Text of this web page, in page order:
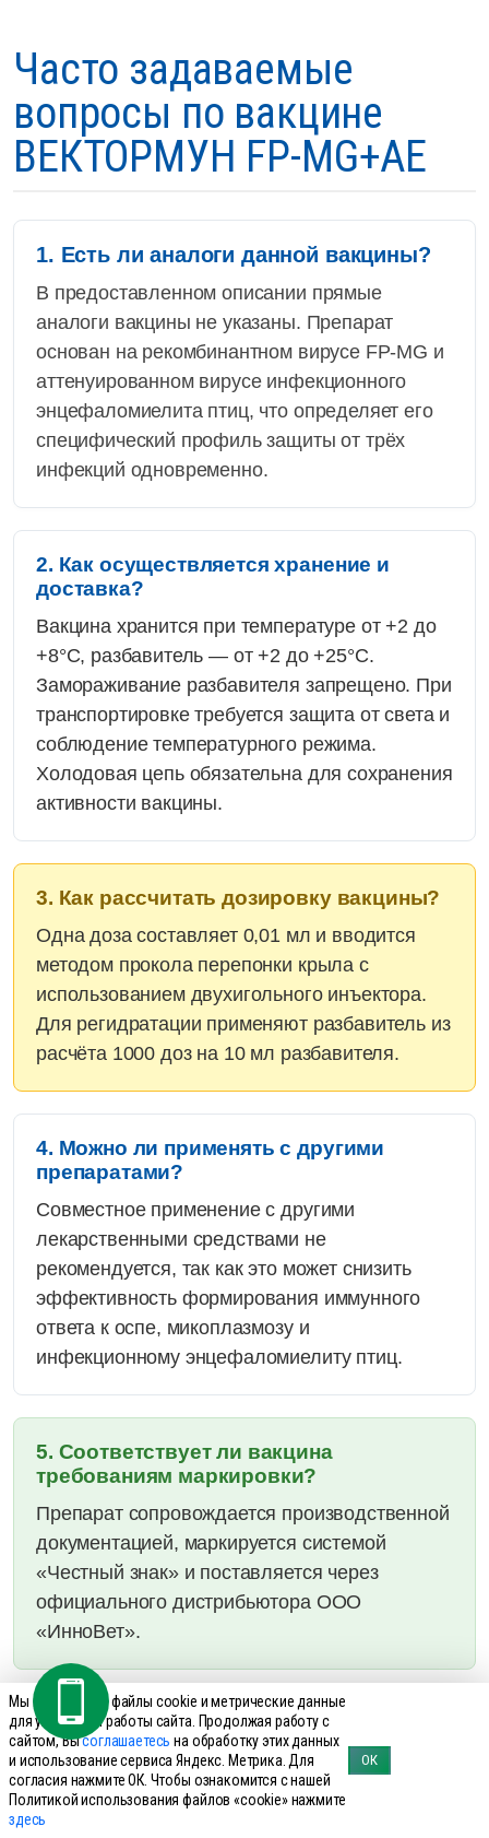
Часто задаваемые
вопросы по вакцине
ВЕКТОРМУН FP-MG+AE
1. Есть ли аналоги данной вакцины?
В предоставленном описании прямые
аналоги вакцины не указаны. Препарат
основан на рекомбинантном вирусе FP-MG и
аттенуированном вирусе инфекционного
энцефаломиелита птиц, что определяет его
специфический профиль защиты от трёх
инфекций одновременно.
2. Как осуществляется хранение и
доставка?
Вакцина хранится при температуре от +2 до
+8°C, разбавитель — от +2 до +25°C.
Замораживание разбавителя запрещено. При
транспортировке требуется защита от света и
соблюдение температурного режима.
Холодовая цепь обязательна для сохранения
активности вакцины.
3. Как рассчитать дозировку вакцины?
Одна доза составляет 0,01 мл и вводится
методом прокола перепонки крыла с
использованием двухигольного инъектора.
Для регидратации применяют разбавитель из
расчёта 1000 доз на 10 мл разбавителя.
4. Можно ли применять с другими
препаратами?
Совместное применение с другими
лекарственными средствами не
рекомендуется, так как это может снизить
эффективность формирования иммунного
ответа к оспе, микоплазмозу и
инфекционному энцефаломиелиту птиц.
5. Соответствует ли вакцина
требованиям маркировки?
Препарат сопровождается производственной
документацией, маркируется системой
«Честный знак» и поставляется через
официального дистрибьютора ООО
«ИнноВет».
6. Кому обратиться для подбора схемы
вакцинации?
Для адаптации схемы вакцинации под
условия птцеводческого комплекса
Мы используем файлы cookie и метрические данные
для улучшения работы сайта. Продолжая работу с
сайтом, Высоглашаетесь на обработку этих данных
и использование сервиса Яндекс. Метрика. Для
согласия нажмите ОК. Чтобы ознакомится с нашей
Политикой использования файлов «cookie» нажмите
здесь
ОК